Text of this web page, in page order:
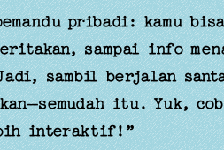
pribadi: kamu
sampai info
sambil berjalan
itu. Yuk,
interaktif!”